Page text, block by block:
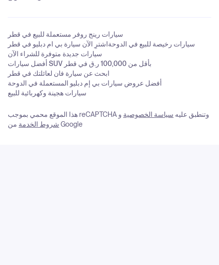
سيارات رينج روفر مستعملة للبيع في قطر
اشترِ الآن سيارة بي ام دبليو في قطرسيارات رخيصة للبيع في الدوحة
سيارات جديدة متوفرة للشراء الآن
أفضل سيارات SUV بأقل من 100,000 ر.ق في قطر
ابحث عن سيارة فان لعائلتك في قطر
أفضل عروض سيارات بي إم دبليو المستعملة في الدوحة
سيارات هجينة وكهربائية للبيع
هذا الموقع محمي بموجب reCAPTCHA وتنطبق عليه سياسة الخصوصية و
شروط الخدمة من Google